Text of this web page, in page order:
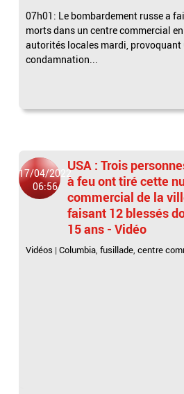
07h01: Le bombardement russe a
morts dans un centre commercial
autorités locales mardi, provoquant
condamnation...
17/04/2022
06:56
USA : Trois
à feu ont tiré cette
commercial de la
faisant 12 blessés
15 ans - Vidéo
Vidéos |Columbia,fusillade,centre